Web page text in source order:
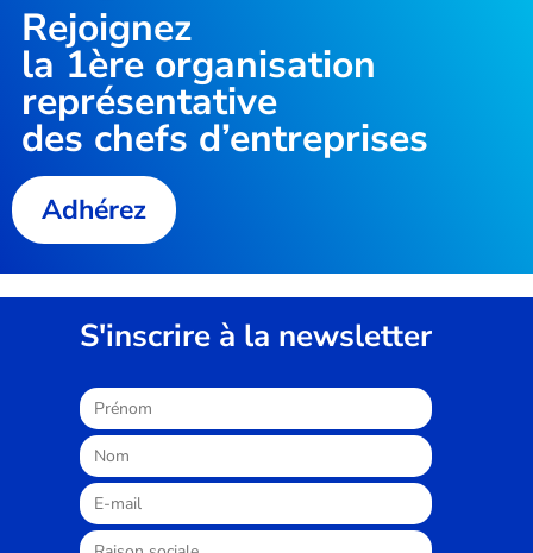
Rejoignez
la 1ère organisation
représentative
des chefs d’entreprises
Adhérez
S'inscrire à la newsletter